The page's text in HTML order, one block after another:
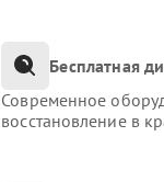
Бесплатная
Современное
восстановление в